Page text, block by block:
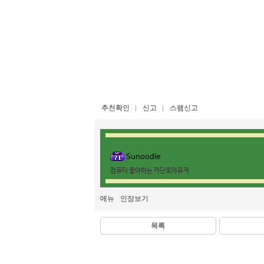
추천확인 신고 스팸신고
Sunoodle
컴퓨터 좋아하는 카단로아유저
메뉴 인장보기
목록